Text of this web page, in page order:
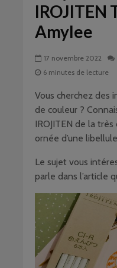
IROJITEN
Amylee
17 novembre 2022
6 minutes de lecture
Vous cherchez des
de couleur ?
IROJITEN de la
ornée d’une
Le sujet vous
parle dans l’article